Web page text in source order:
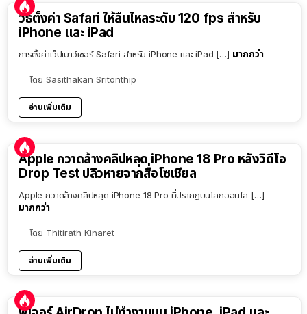
วิธีตั้งค่า Safari ให้ลื่นไหลระดับ 120 fps สำหรับ
iPhone และ iPad
การตั้งค่าเว็ปเบาว์เซอร์ Safari สำหรับ iPhone และ iPad […] มากกว่า
โดย Sasithakan Sritonthip
อ่านเพิ่มเติม
Apple กวาดล้างคลิปหลุด iPhone 18 Pro หลังวิดีโอ
Drop Test ปลิวหายจากสื่อโซเชียล
Apple กวาดล้างคลิปหลุด iPhone 18 Pro ที่ปรากฏบนโลกออนไล […]
มากกว่า
โดย Thitirath Kinaret
อ่านเพิ่มเติม